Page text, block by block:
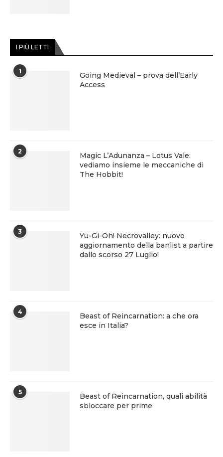
I PIÙ LETTI
1
Going Medieval – prova dell’Early
Access
2
Magic L’Adunanza – Lotus Vale:
vediamo insieme le meccaniche di
The Hobbit!
3
Yu-Gi-Oh! Necrovalley: nuovo
aggiornamento della banlist a partire
dallo scorso 27 Luglio!
4
Beast of Reincarnation: a che ora
esce in Italia?
5
Beast of Reincarnation, quali abilità
sbloccare per prime